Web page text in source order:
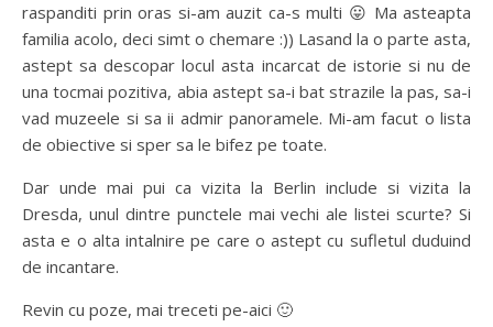
raspanditi prin oras si-am auzit ca-s multi 😛 Ma asteapta
familia acolo, deci simt o chemare :)) Lasand la o parte asta,
astept sa descopar locul asta incarcat de istorie si nu de
una tocmai pozitiva, abia astept sa-i bat strazile la pas, sa-i
vad muzeele si sa ii admir panoramele. Mi-am facut o lista
de obiective si sper sa le bifez pe toate.
Dar unde mai pui ca vizita la Berlin include si vizita la
Dresda, unul dintre punctele mai vechi ale listei scurte? Si
asta e o alta intalnire pe care o astept cu sufletul duduind
de incantare.
Revin cu poze, mai treceti pe-aici 🙂